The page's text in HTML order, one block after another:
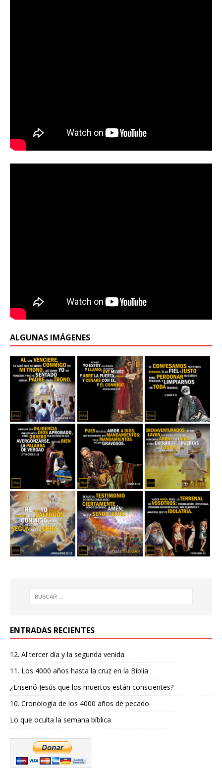
ALGUNAS IMÁGENES
ENTRADAS RECIENTES
12. Al tercer día y la segunda venida
11. Los 4000 años hasta la cruz en la Biblia
¿Enseñó Jesús que los muertos están conscientes?
10. Cronología de los 4000 años de pecado
Lo que oculta la semana bíblica